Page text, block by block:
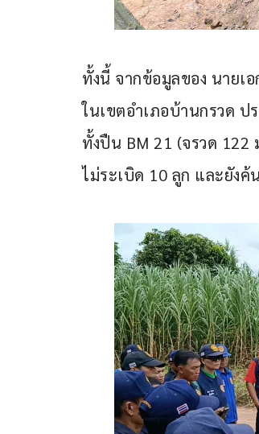
ทั้งนี้ จากข้อมูลของ นายเ
ในเขตอำเภอบ้านกรวด
ทั้งปืน BM 21 (จรวด
ไม่ระเบิด 10 ลูก และยัง